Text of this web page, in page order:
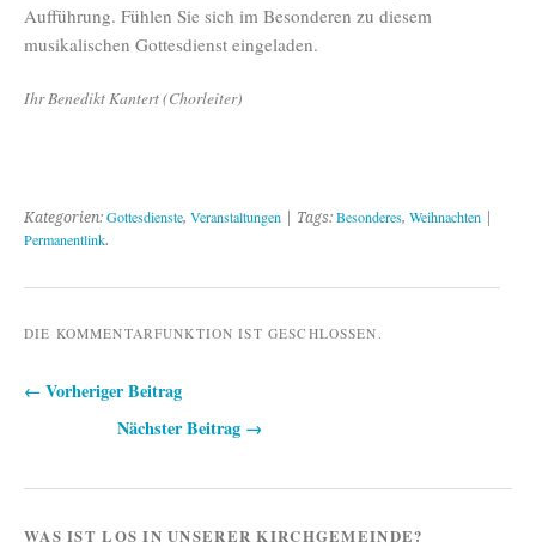
Aufführung. Fühlen Sie sich im Besonderen zu diesem
musikalischen Gottesdienst eingeladen.
Ihr Benedikt Kantert (Chorleiter)
Kategorien: Gottesdienste, Veranstaltungen | Tags: Besonderes, Weihnachten
Permanentlink.
DIE KOMMENTARFUNKTION IST GESCHLOSSEN.
Beitragsnavigation
← Vorheriger Beitrag
Nächster Beitrag →
WAS IST LOS IN UNSERER KIRCHGEMEINDE?